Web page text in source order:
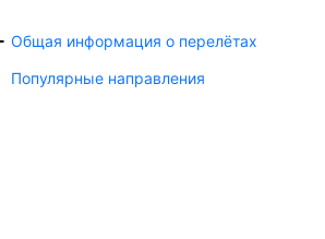
Общая информация о перелётах
Популярные направления